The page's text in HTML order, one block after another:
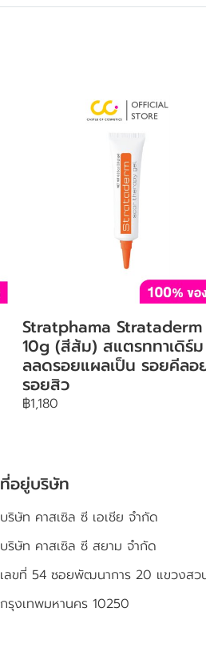
Stratphama Strataderm
10g (สีส้ม) สแตรททาเดิร์ม
ลลดรอยแผลเป็น รอยคีลอ
รอยสิว
฿1,180
ที่อยู่บริษัท
บริษัท คาสเซิล ซี เอเชีย จำกัด
บริษัท คาสเซิล ซี สยาม จำกัด
เลขที่ 54 ซอยพัฒนาการ 20 แขวงสว
กรุงเทพมหานคร 10250